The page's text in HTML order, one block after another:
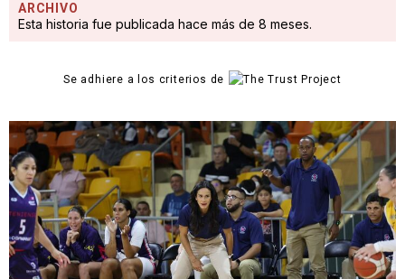
ARCHIVO
Esta historia fue publicada hace más de 8 meses.
Se adhiere a los criterios de